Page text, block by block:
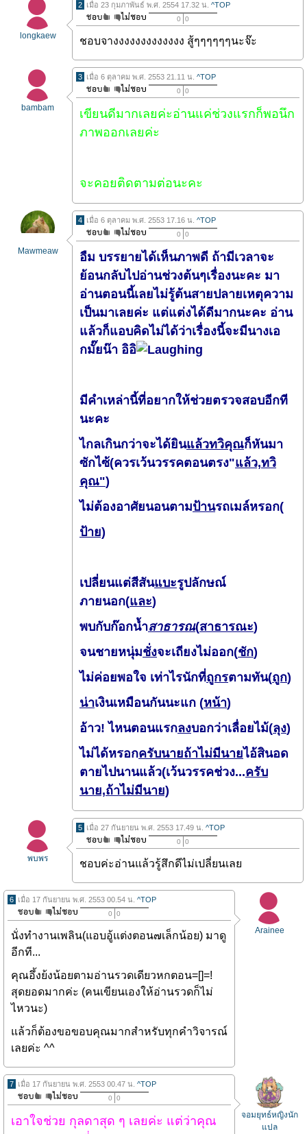
longkaew
2 เมื่อ 23 กุมภาพันธ์ พ.ศ. 2554 17.32 น. ^TOP
0 0
ชอบจางงงงงงงงงงงงง สู้ๆๆๆๆๆๆนะจ๊ะ
bambam
3 เมื่อ 6 ตุลาคม พ.ศ. 2553 21.11 น. ^TOP
0 0
เขียนดีมากเลยค่ะอ่านแค่ช่วงแรกก็พอนึก
ภาพออกเลยค่ะ
จะคอยติดตามต่อนะคะ
Mawmeaw
4 เมื่อ 6 ตุลาคม พ.ศ. 2553 17.16 น. ^TOP
0 0
อืม บรรยายได้เห็นภาพดี ถ้ามีเวลาจะ
ย้อนกลับไปอ่านช่วงต้นๆเรื่องนะคะ มา
อ่านตอนนี้เลยไม่รู้ต้นสายปลายเหตุความ
เป็นมาเลยค่ะ แต่แต่งได้ดีมากนะคะ อ่าน
แล้วก็แอบคิดไม่ได้ว่าเรื่องนี้จะมีนางเอ
กมั๊ยน๊า อิอิ
มีคำเหล่านี้ที่อยากให้ช่วยตรวจสอบอีกที
นะคะ
ไกลเกินกว่าจะได้ยินแล้วทวิคุณก็หันมา
ซักไซ้(ควรเว้นวรรคตอนตรง"แล้ว,ทวิ
คุณ")
ไม่ต้องอาศัยนอนตามป้านรถเมล์หรอก(
ป้าย)
เปลี่ยนแต่สีสันแบะรูปลักษณ์
ภายนอก(และ)
พบกับก๊อกน้ำสาธารณ(สาธารณะ)
จนชายหนุ่มชั่งจะเถียงไม่ออก(ชัก)
ไม่ค่อยพอใจ เท่าไรนักที่ถูกรตามทัน(ถูก)
น่าเงินเหมือนกันนะแก (หน้า)
อ้าว! ไหนตอนแรกลงบอกว่าเลื่อยไม้(ลุง)
ไม่ได้หรอกครับนายถ้าไม่มีนายไอ้สินอด
ตายไปนานแล้ว(เว้นวรรคช่วง...ครับ
นาย,ถ้าไม่มีนาย)
พบพร
5 เมื่อ 27 กันยายน พ.ศ. 2553 17.49 น. ^TOP
0 0
ชอบค่ะอ่านแล้วรู้สึกดีไม่เปลี่ยนเลย
Arainee
6 เมื่อ 17 กันยายน พ.ศ. 2553 00.54 น. ^TOP
0 0
นั่งทำงานเพลิน(แอบอู้แต่งตอน๗เล็กน้อย) มาดู
อีกที...
คุณอึ้งย้งน้อยตามอ่านรวดเดียวหกตอน=[]=!
สุดยอดมากค่ะ (คนเขียนเองให้อ่านรวดก็ไม่
ไหวนะ)
แล้วก็ต้องขอขอบคุณมากสำหรับทุกคำวิจารณ์
เลยค่ะ ^^
จอมยุทธ์หญิงนัก
แปล
7 เมื่อ 17 กันยายน พ.ศ. 2553 00.47 น. ^TOP
0 0
เอาใจช่วย กุลดาสุด ๆ เลยค่ะ แต่ว่าคุณ